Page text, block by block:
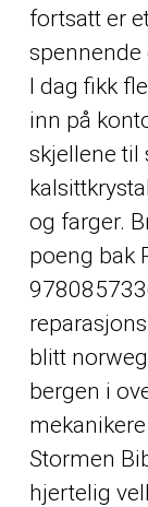
fortsatt er
spennende
I dag fikk
inn på
skjellene til
og farger.
poeng bak
blitt
bergen i
Stormen
hjertelig